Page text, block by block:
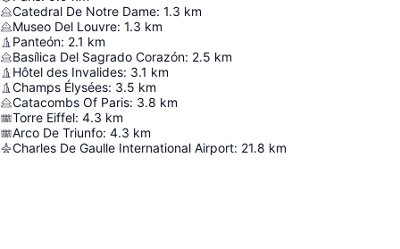
Catedral De Notre Dame: 1.3 km
Museo Del Louvre: 1.3 km
Panteón: 2.1 km
Basílica Del Sagrado Corazón: 2.5 km
Hôtel des Invalides: 3.1 km
Champs Élysées: 3.5 km
Catacombs Of Paris: 3.8 km
Torre Eiffel: 4.3 km
Arco De Triunfo: 4.3 km
Charles De Gaulle International Airport: 21.8 km